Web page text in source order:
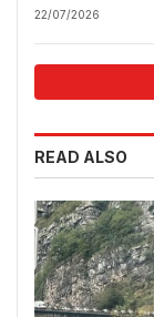
22/07/2026
READ ALSO